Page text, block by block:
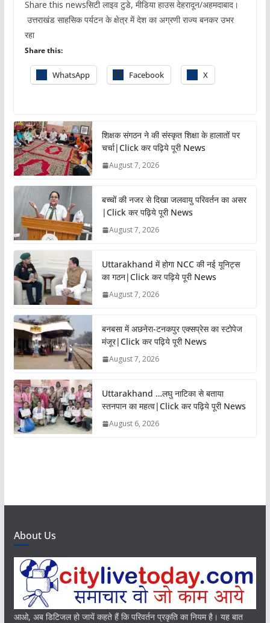
Share this newsसिटी लाइव टुडे, मीडिया हाउस देहरादून/अहमदाबाद।
उत्तराखंड साहसिक पर्यटन के क्षेत्र में देश का अग्रणी राज्य बनकर उभर
रहा
Share this:
WhatsApp Facebook X
शिक्षक संगठन ने की संस्कृत शिक्षा के हालातों पर
चर्चा|Click कर पढ़िये पूरी News
August 7, 2026
बच्चों की नजर से दिखा जलवायु परिवर्तन का असर
|Click कर पढ़िये पूरी News
August 7, 2026
Uttarakhand में होगा NCC की नई यूनिट्स
का गठन|Click कर पढ़िये पूरी News
August 7, 2026
बनबसा में अछनेरा-टनकपुर एक्सप्रेस का स्टोपेज
मंजूर|Click कर पढ़िये पूरी News
August 7, 2026
Uttarakhand …लघु नाटिका से बताया
स्तनपान का महत्व|Click कर पढ़िये पूरी News
August 6, 2026
About Us
आओ, अब डिटिजल हो जायें कहते हैं कि परिवर्तन प्रकृति का नियम है। यह बात